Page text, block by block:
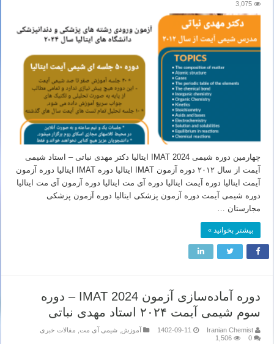
3,075
چهارمین دوره شیمی IMAT 2024 ایتالیا دکتر مهدی نباتی – استاد شیمی
آیمت از سال ۲۰۱۲ دوره آزمون IMAT ایتالیا دوره IMAT ایتالیا دوره آزمون
آیمت ایتالیا دوره آیمت ایتالیا دوره آی مت ایتالیا دوره آزمون آی مت ایتالیا
دوره شیمی آیمت دوره آزمون پزشکی ایتالیا دوره آزمون پزشکی
مجارستان …
بیشتر بخوانید »
دوره آماده‌سازی آزمون IMAT 2024 – دوره
سوم شیمی آیمت ۲۰۲۴ استاد مهدی نباتی
Iranian Chemist
1402-09-11 آموزش شیمی آی مت, مقالات خبری
0
1,506